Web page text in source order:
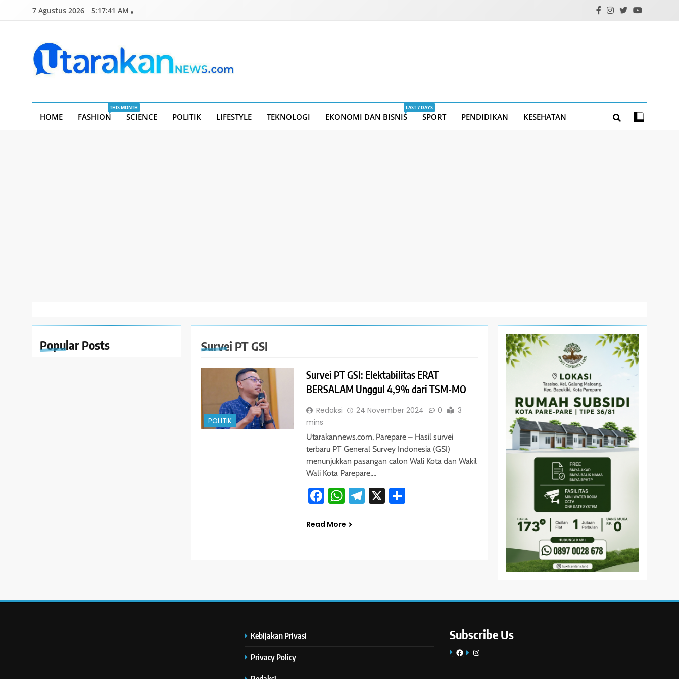
7 Agustus 2026 5:17:41 AM
HOME FASHION
THIS MONTH
SCIENCE POLITIK LIFESTYLE TEKNOLOGI EKONOMI DAN BISNIS
LAST 7 DAYS
SPORT PENDIDIKAN KESEHATAN
Popular Posts Survei PT GSI
POLITIK
Survei PT GSI: Elektabilitas ERAT
BERSALAM Unggul 4,9% dari TSM-MO
Redaksi 24 November 2024 0
3
mins
Utarakannews.com, Parepare – Hasil survei
terbaru PT General Survey Indonesia (GSI)
menunjukkan pasangan calon Wali Kota dan Wakil
Wali Kota Parepare,…
Facebook
WhatsApp
Telegram
X Share
Read More
Kebijakan Privasi
Privacy Policy
Subscribe Us
FacebookInstagram